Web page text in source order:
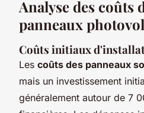
Analyse des coûts
panneaux
Coûts initiaux
Les coûts des panneaux
mais un investissement
généralement autour de 7